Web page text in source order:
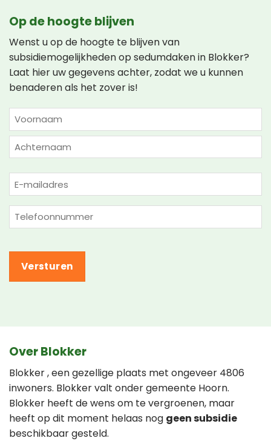
Op de hoogte blijven
Wenst u op de hoogte te blijven van
subsidiemogelijkheden op sedumdaken in Blokker?
Laat hier uw gegevens achter, zodat we u kunnen
benaderen als het zover is!
NAAM (VEREIST)
Voornaam
E-
mailadres(Vereist)
Telefoon(Vereist)
Versturen
Over Blokker
Blokker , een gezellige plaats met ongeveer 4806
inwoners. Blokker valt onder gemeente Hoorn.
Blokker heeft de wens om te vergroenen, maar
heeft op dit moment helaas nog geen subsidie
beschikbaar gesteld.